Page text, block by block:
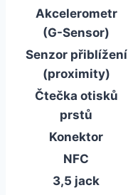
Akcelerometr
(G-Sensor)
Senzor přiblížení
(proximity)
Čtečka otisků
prstů
Konektor
NFC
3,5 jack